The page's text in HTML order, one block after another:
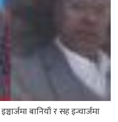
बानियाँ र सह इन्चार्जमा